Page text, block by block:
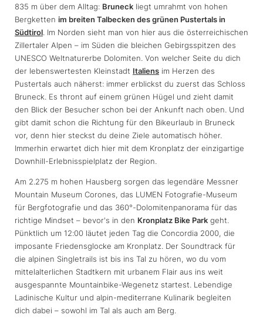
835 m über dem Alltag: Bruneck liegt umrahmt von hohen
Bergketten im breiten Talbecken des grünen Pustertals in
Südtirol. Im Norden sieht man von hier aus die österreichischen
Zillertaler Alpen – im Süden die bleichen Gebirgsspitzen des
UNESCO Weltnaturerbe Dolomiten. Von welcher Seite du dich
der lebenswertesten Kleinstadt Italiens im Herzen des
Pustertals auch näherst: immer erblickst du zuerst das Schloss
Bruneck. Es thront auf einem grünen Hügel und zieht damit
den Blick der Besucher schon bei der Ankunft nach oben. Und
gibt damit schon die Richtung für den Bikeurlaub in Bruneck
vor, denn hier steckst du deine Ziele automatisch höher.
Immerhin erwartet dich hier mit dem Kronplatz der einzigartige
Downhill-Erlebnisspielplatz der Region.
Am 2.275 m hohen Hausberg sorgen das legendäre Messner
Mountain Museum Corones, das LUMEN Fotografie-Museum
für Bergfotografie und das 360°-Dolomitenpanorama für das
richtige Mindset – bevor's in den Kronplatz Bike Park geht.
Pünktlich um 12:00 läutet jeden Tag die Concordia 2000, die
imposante Friedensglocke am Kronplatz. Der Soundtrack für
die alpinen Singletrails ist bis ins Tal zu hören, wo du vom
mittelalterlichen Stadtkern mit urbanem Flair aus ins weit
ausgespannte Mountainbike-Wegenetz startest. Lebendige
Ladinische Kultur und alpin-mediterrane Kulinarik begleiten
dich dabei – sowohl im Tal als auch am Berg.